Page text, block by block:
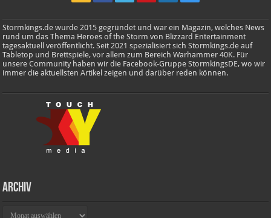
Stormkings.de wurde 2015 gegründet und war ein Magazin, welches News
rund um das Thema Heroes of the Storm von Blizzard Entertainment
tagesaktuell veröffentlicht. Seit 2021 spezialisiert sich Stormkings.de auf
Tabletop und Brettspiele, vor allem zum Bereich Warhammer 40K. Für
unsere Community haben wir die Facebook-Gruppe StormkingsDE, wo wir
immer die aktuellsten Artikel zeigen und darüber reden können.
Archiv